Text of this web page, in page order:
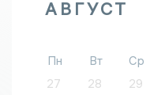
АВГУСТ
Пн Вт Ср
27
28 29